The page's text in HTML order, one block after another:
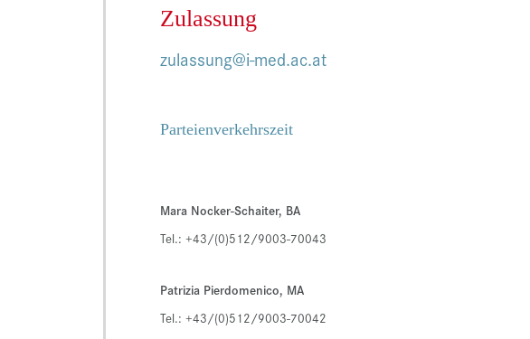
Zulassung
zulassung@i-med.ac.at
Parteienverkehrszeit
Mara Nocker-Schaiter, BA
Tel.: +43/(0)512/9003-70043
Patrizia Pierdomenico, MA
Tel.: +43/(0)512/9003-70042